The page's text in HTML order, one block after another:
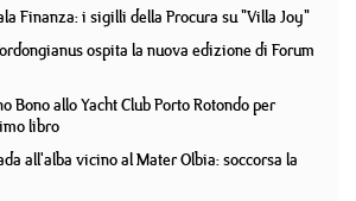
Finanza: i sigilli della Procura su "Villa Joy"
ospita la nuova edizione di Forum
Bono allo Yacht Club Porto Rotondo per
libro
all'alba vicino al Mater Olbia: soccorsa la